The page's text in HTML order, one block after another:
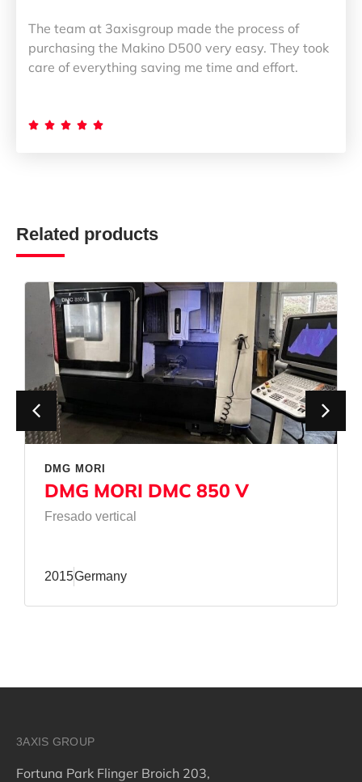
The team at 3axisgroup made the process of
purchasing the Makino D500 very easy. They took
care of everything saving me time and effort.
    
Related products
DMG MORI
DMG MORI DMC 850 V
Fresado vertical
2015Germany
3AXIS GROUP
Fortuna Park Flinger Broich 203,